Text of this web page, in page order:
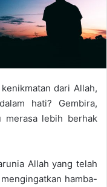
dari Allah,
hati? Gembira,
merasa lebih berhak
Allah yang telah
hamba-